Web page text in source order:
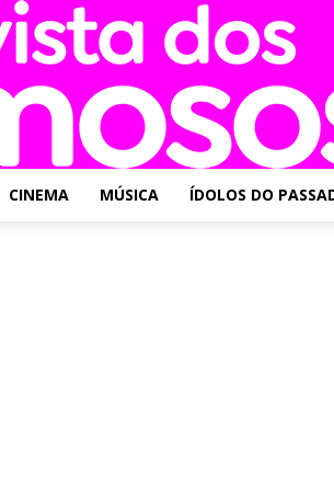
CINEMA MÚSICA ÍDOLOS DO